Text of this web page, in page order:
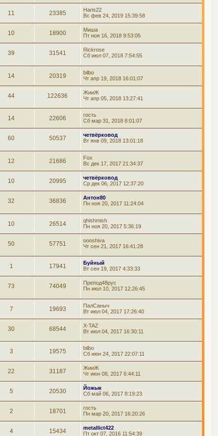
11 23385
Haris22
Вс фев 24, 2019 15:39:58
10 18900
Миша
Пт ноя 16, 2018 9:53:05
39 31541
Rickrose
Сб июл 07, 2018 7:54:55
14 20319
bilbo
Чт апр 19, 2018 16:01:07
44 122636
ЖииЖ
Чт апр 05, 2018 13:27:41
14 22606
гость
Сб мар 31, 2018 8:01:07
60 50537
четвёрковод
Вт янв 09, 2018 13:01:18
12 21686
Fox
Вс дек 17, 2017 21:34:37
10 20995
четвёрковод
Ср дек 06, 2017 12:37:20
32 36836
Антон80
Пн ноя 20, 2017 11:24:04
10 26514
qhishmish
Пн ноя 20, 2017 5:36:19
50 57751
oooshiva
Чт сен 21, 2017 16:41:28
1 17941
Буйный
Вт сен 19, 2017 4:33:33
73 74049
Препод48рус
Пн июл 10, 2017 12:26:45
7 19693
ПалСаныч
Вт июл 04, 2017 17:26:40
30 68544
X-TAZ
Вт июл 04, 2017 16:30:11
3 19575
bilbo
Сб июн 24, 2017 22:07:11
22 31187
ЖииЖ
Чт июн 08, 2017 6:44:11
5 20530
Йожык
Сб май 06, 2017 8:19:23
2 18701
гость
Пн мар 20, 2017 16:20:26
4 15434
metallict422
Пт окт 07, 2016 11:54:39